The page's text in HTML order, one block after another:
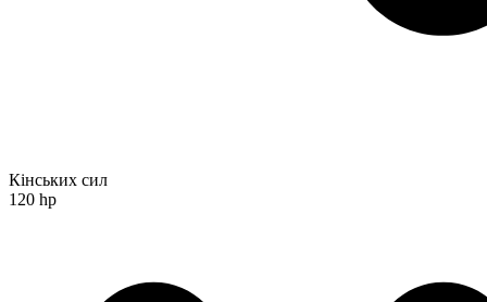
Кінських сил
120 hp